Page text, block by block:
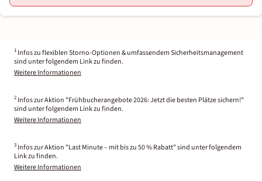
1 Infos zu flexiblen Storno-Optionen & umfassendem Sicherheitsmanagement
sind unter folgendem Link zu finden.
Weitere Informationen
2 Infos zur Aktion "Frühbucherangebote 2026: Jetzt die besten Plätze sichern!"
sind unter folgendem Link zu finden.
Weitere Informationen
3 Infos zur Aktion "Last Minute – mit bis zu 50 % Rabatt" sind unter folgendem
Link zu finden.
Weitere Informationen